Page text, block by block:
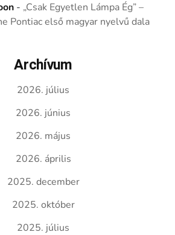
- „Csak Egyetlen Lámpa Ég” –
Pontiac első magyar nyelvű dala
Archívum
2026. július
2026. június
2026. május
2026. április
2025. december
2025. október
2025. július